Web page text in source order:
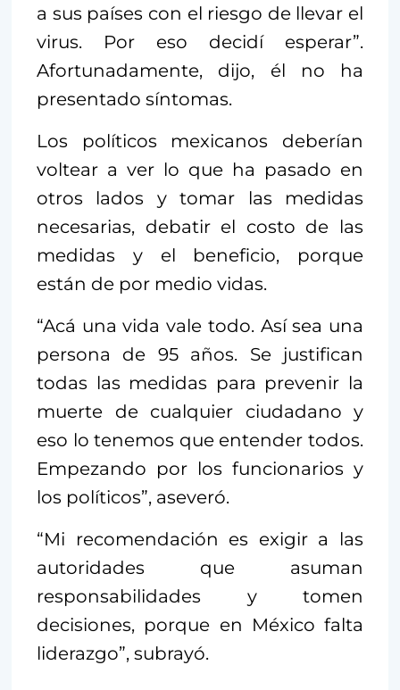
a sus países con el riesgo de llevar el
virus. Por eso decidí esperar”.
Afortunadamente, dijo, él no ha
presentado síntomas.
Los políticos mexicanos deberían
voltear a ver lo que ha pasado en
otros lados y tomar las medidas
necesarias, debatir el costo de las
medidas y el beneficio, porque
están de por medio vidas.
“Acá una vida vale todo. Así sea una
persona de 95 años. Se justifican
todas las medidas para prevenir la
muerte de cualquier ciudadano y
eso lo tenemos que entender todos.
Empezando por los funcionarios y
los políticos”, aseveró.
“Mi recomendación es exigir a las
autoridades que asuman
responsabilidades y tomen
decisiones, porque en México falta
liderazgo”, subrayó.